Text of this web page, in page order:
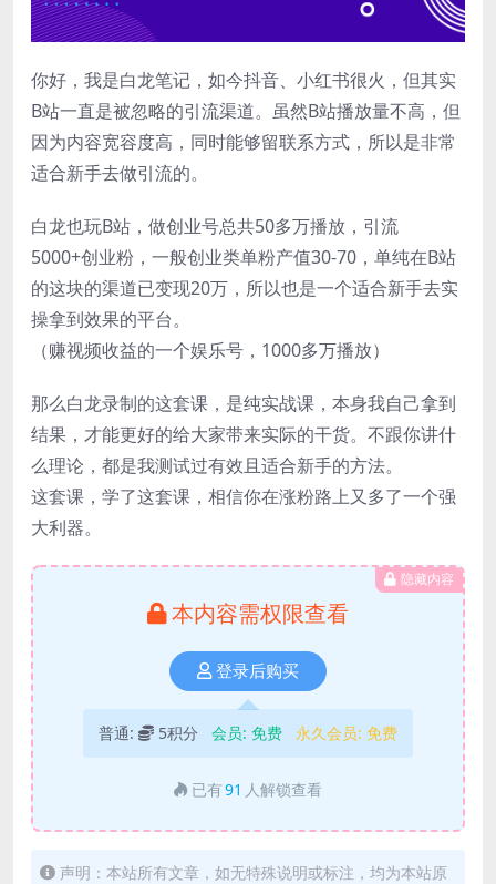
你好，我是白龙笔记，如今抖音、小红书很火，但其实
B站一直是被忽略的引流渠道。虽然B站播放量不高，但
因为内容宽容度高，同时能够留联系方式，所以是非常
适合新手去做引流的。
白龙也玩B站，做创业号总共50多万播放，引流
5000+创业粉，一般创业类单粉产值30-70，单纯在B站
的这块的渠道已变现20万，所以也是一个适合新手去实
操拿到效果的平台。
（赚视频收益的一个娱乐号，1000多万播放）
那么白龙录制的这套课，是纯实战课，本身我自己拿到
结果，才能更好的给大家带来实际的干货。不跟你讲什
么理论，都是我测试过有效且适合新手的方法。
这套课，学了这套课，相信你在涨粉路上又多了一个强
大利器。
隐藏内容
本内容需权限查看
登录后购买
普通: 5积分 会员: 免费 永久会员: 免费
已有91 人解锁查看
声明：本站所有文章，如无特殊说明或标注，均为本站原